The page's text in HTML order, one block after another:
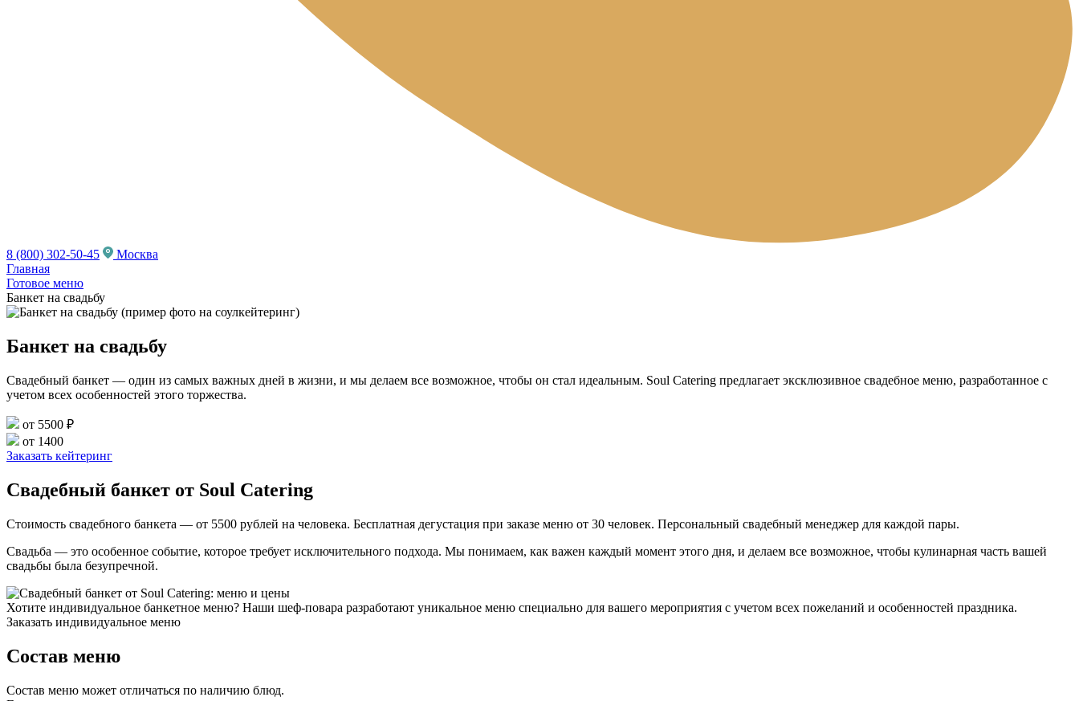
8 (800) 302-50-45
Москва
Главная
Готовое меню
Банкет на свадьбу
Банкет на свадьбу
Свадебный банкет — один из самых важных дней в жизни, и мы делаем все возможное, чтобы он стал идеальным. Soul Catering предлагает эксклюзивное свадебное меню, разработанное с
учетом всех особенностей этого торжества.
от 5500 ₽
от 1400
Заказать кейтеринг
Свадебный банкет от Soul Catering
Стоимость свадебного банкета — от 5500 рублей на человека. Бесплатная дегустация при заказе меню от 30 человек. Персональный свадебный менеджер для каждой пары.
Свадьба — это особенное событие, которое требует исключительного подхода. Мы понимаем, как важен каждый момент этого дня, и делаем все возможное, чтобы кулинарная часть вашей
свадьбы была безупречной.
Хотите индивидуальное банкетное меню? Наши шеф-повара разработают уникальное меню специально для вашего мероприятия с учетом всех пожеланий и особенностей праздника.
Заказать индивидуальное меню
Состав меню
Состав меню может отличаться по наличию блюд.